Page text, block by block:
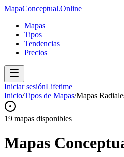
MapaConceptual.Online
Mapas
Tipos
Tendencias
Precios
Iniciar sesiónLifetime
Inicio/Tipos de Mapas/Mapas
19 mapas disponibles
Mapas